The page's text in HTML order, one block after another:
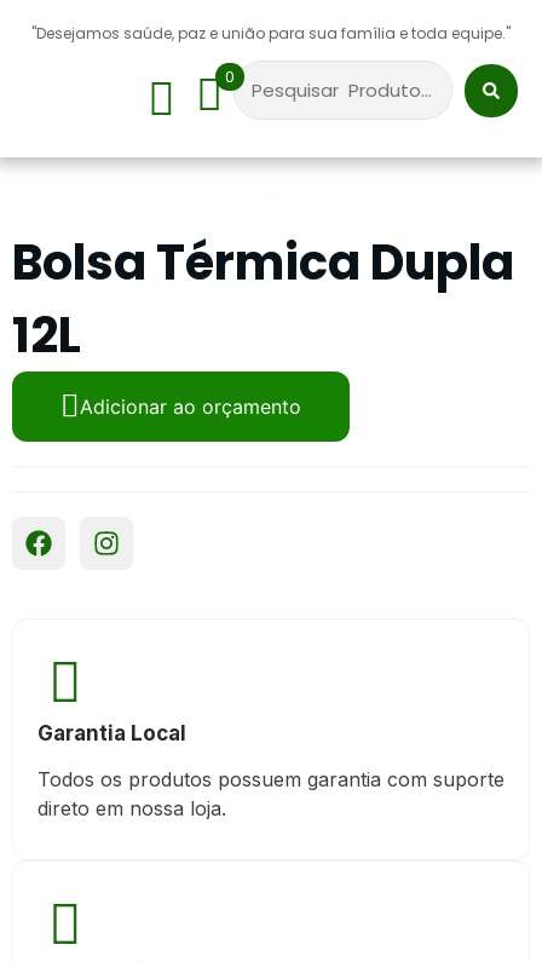
"Desejamos saúde, paz e união para sua família e toda equipe."
0
Bolsa Térmica Dupla
12L
Adicionar ao orçamento
Garantia Local
Todos os produtos possuem garantia com suporte
direto em nossa loja.